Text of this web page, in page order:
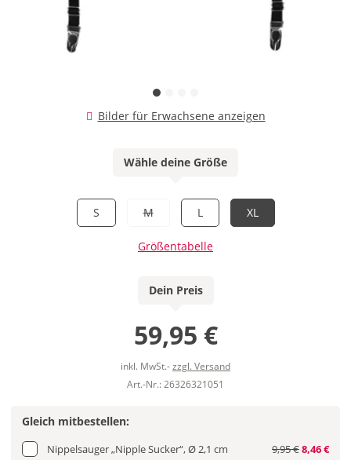
Bilder für Erwachsene anzeigen
Wähle deine Größe
S M L XL
Größentabelle
Dein Preis
59,95 €
inkl. MwSt.-zzgl. Versand
Art.-Nr.: 26326321051
Gleich mitbestellen:
Nippelsauger „Nipple Sucker“, Ø 2,1 cm 9,95 €8,46 €